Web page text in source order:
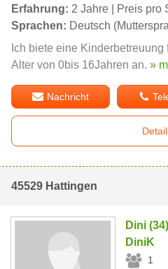
Erfahrung: 2 Jahre | Preis pro
Sprachen: Deutsch
Ich biete eine
Alter von 0bis 16Jahren an. »
Nachricht
45529 Hattingen
Dini (34)
DiniK
1